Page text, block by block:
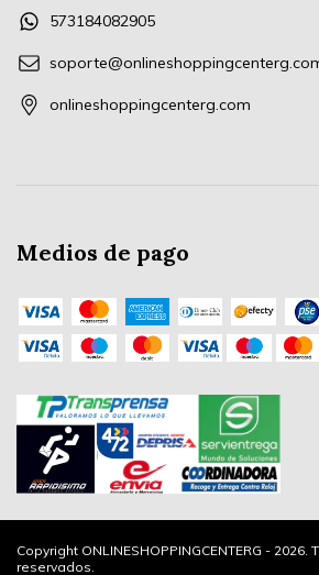
573184082905
onlineshoppingcenterg.com
Medios de pago
Copyright ONLINESHOPPINGCENTERG -
reservados.